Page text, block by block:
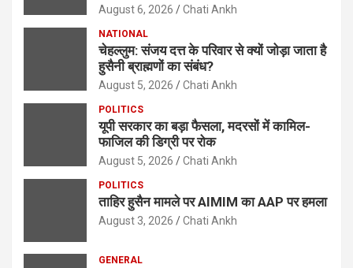
August 6, 2026 Chati Ankh
NATIONAL
चेहल्लुम: संजय दत्त के परिवार से क्यों जोड़ा जाता है
हुसैनी ब्राह्मणों का संबंध?
August 5, 2026 Chati Ankh
POLITICS
यूपी सरकार का बड़ा फैसला, मदरसों में कामिल-
फाजिल की डिग्री पर रोक
August 5, 2026 Chati Ankh
POLITICS
ताहिर हुसैन मामले पर AIMIM का AAP पर हमला
August 3, 2026 Chati Ankh
GENERAL